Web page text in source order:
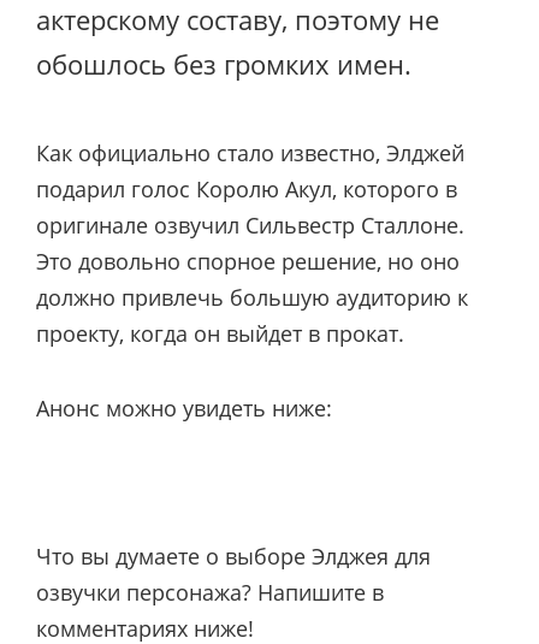
актерскому составу, поэтому не
обошлось без громких имен.
Как официально стало известно, Элджей
подарил голос Королю Акул, которого в
оригинале озвучил Сильвестр Сталлоне.
Это довольно спорное решение, но оно
должно привлечь большую аудиторию к
проекту, когда он выйдет в прокат.
Анонс можно увидеть ниже:
Что вы думаете о выборе Элджея для
озвучки персонажа? Напишите в
комментариях ниже!